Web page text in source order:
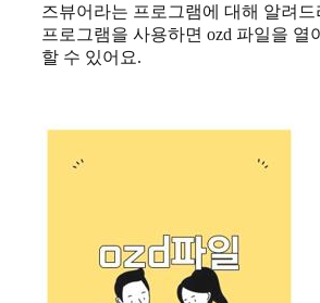
즈뷰어라는 프로그램에 대해 알려드
프로그램을 사용하면 ozd 파일을 열
할 수 있어요.